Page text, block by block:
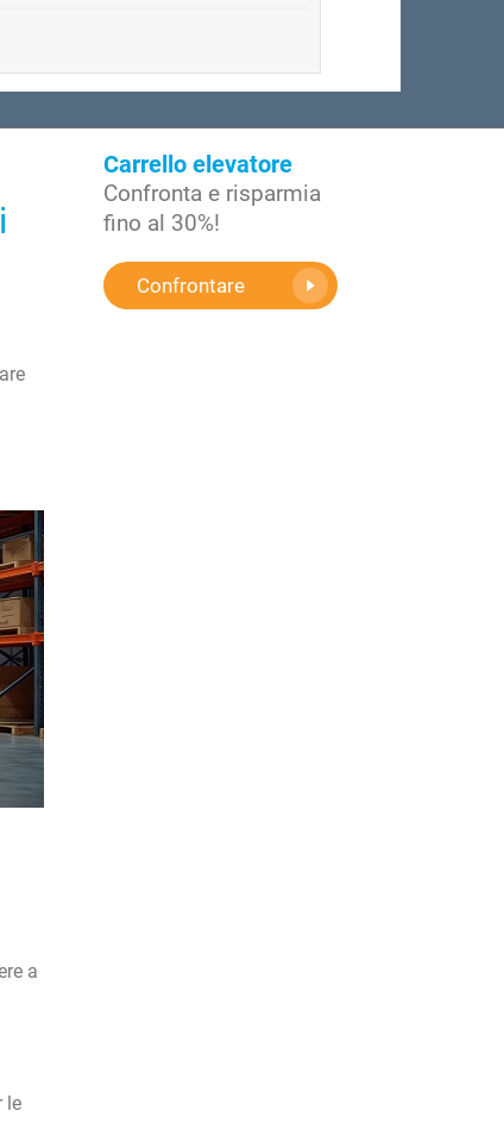
a
le
Carrello elevatore
Confronta e risparmia
fino al 30%!
Confrontare